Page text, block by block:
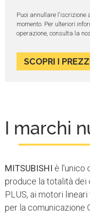
Puoi annullare l'iscrizione
momento. Per ulteriori
operazione, consulta la
I marchi
MITSUBISHI è l'unico
produce la totalità dei
PLUS, ai motori
per la comunicazione